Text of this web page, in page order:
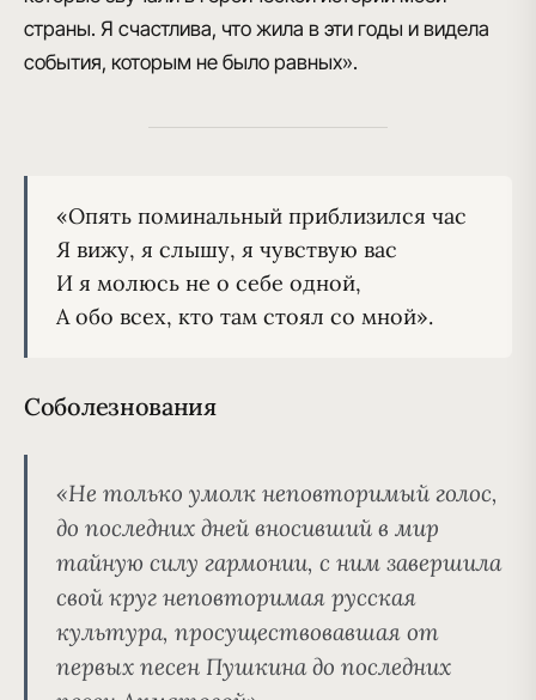
страны. Я счастлива, что жила в эти годы и видела
события, которым не было равных».
«Опять поминальный приблизился час
Я вижу, я слышу, я чувствую вас
И я молюсь не о себе одной,
А обо всех, кто там стоял со мной».
Соболезнования
«Не только умолк неповторимый голос,
до последних дней вносивший в мир
тайную силу гармонии, с ним завершила
свой круг неповторимая русская
культура, просуществовавшая от
первых песен Пушкина до последних